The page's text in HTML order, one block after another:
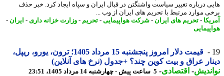
درباره تغییر سیاست واشنگتن در قبال ایران و سپاه ایجاد کرد. خبر حذف
موارد مرتبط با تحریم های ایران از وب ...
- تحریم های ایران - شرکت هواپیمایی-تحریم- وزارت خزانه داری- ایران -
قیمت دلار امروز پنجشنبه 15 مرداد 1405؛ ترون، یورو، ریپل،
عراق و بیت کوین چند؟ +جدول (نرخ های آنلاین)
-اقتصادی-5 ساعت پیش - چهارشنبه 14 مرداد 1405، 23:51